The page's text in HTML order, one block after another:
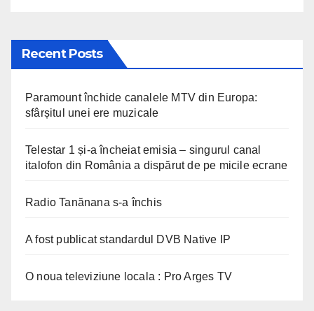
Recent Posts
Paramount închide canalele MTV din Europa:
sfârșitul unei ere muzicale
Telestar 1 și-a încheiat emisia – singurul canal
italofon din România a dispărut de pe micile ecrane
Radio Tanănana s-a închis
A fost publicat standardul DVB Native IP
O noua televiziune locala : Pro Arges TV